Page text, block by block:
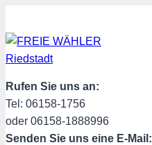
Inhalt
springen
Rufen Sie uns an:
Tel: 06158-1756
oder 06158-1888996
Senden Sie uns eine E-Mail: